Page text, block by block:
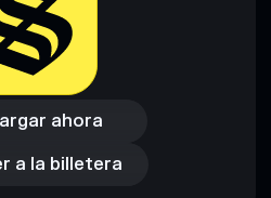
ahora
ahora
a la billetera
a la billetera